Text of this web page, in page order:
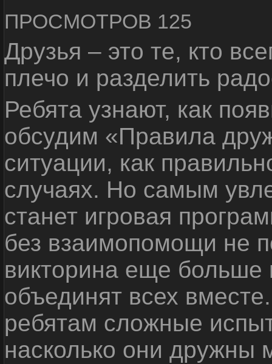
ПРОСМОТРОВ 125
Друзья – это те, кто
плечо и разделить
Ребята узнают, как
обсудим «Правила
ситуации, как
случаях. Но самым
станет игровая
без взаимопомощи не
викторина еще
объединят всех
ребятам сложные
насколько они дружны